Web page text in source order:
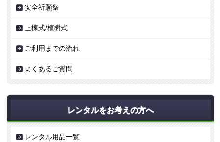
安全祈願祭
上棟式/植樹式
ご利用までの流れ
よくあるご質問
レンタルをお考えの方へ
レンタル用品一覧